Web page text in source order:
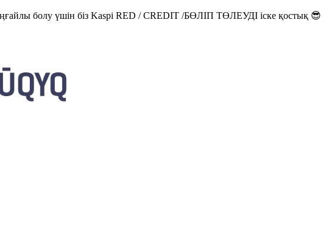
болу үшін біз Kaspi RED / CREDIT /БӨЛІП ТӨЛЕУДІ іске қостық 😎